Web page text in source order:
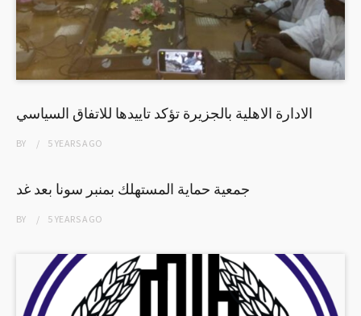
الادارة الاهلية بالجزيرة تؤكد تاييدها للاتفاق السياسي
BY 5 YEARSAGO
جمعية حماية المستهلك بمنبر سونا بعد غد
BY 5 YEARSAGO